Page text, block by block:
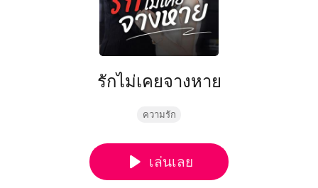
รักไม่เคยจางหาย
ความรัก
เล่นเลย